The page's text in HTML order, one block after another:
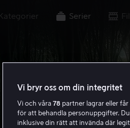
Kategorier Serier
Vi bryr oss om din integritet
Vi och våra 78 partner lagrar eller
för att behandla personuppgifter.
inklusive din rätt att invända där